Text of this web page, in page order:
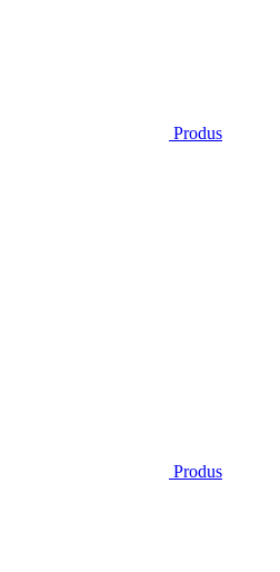
Produs
Produs